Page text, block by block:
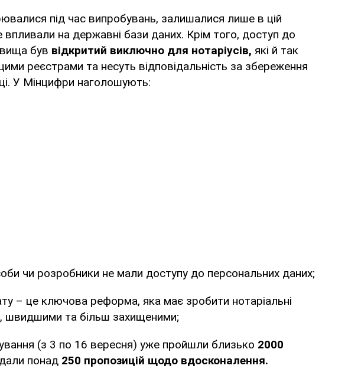
під час випробувань, залишалися лише в цій
впливали на державні бази даних. Крім того, доступ до
був відкритий виключно для нотаріусів, які й так
реєстрами та несуть відповідальність за збереження
У Мінцифри наголошують:
чи розробники не мали доступу до персональних даних;
– це ключова реформа, яка має зробити нотаріальні
швидшими та більш захищеними;
(з 3 по 16 вересня) уже пройшли близько 2000
понад 250 пропозицій щодо вдосконалення.